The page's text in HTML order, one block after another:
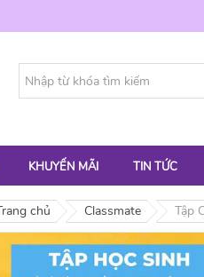
KHUYẾN MÃI TIN TỨC
chủ Classmate Tập